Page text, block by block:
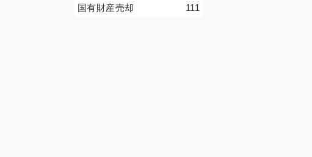
111
国有財産売却